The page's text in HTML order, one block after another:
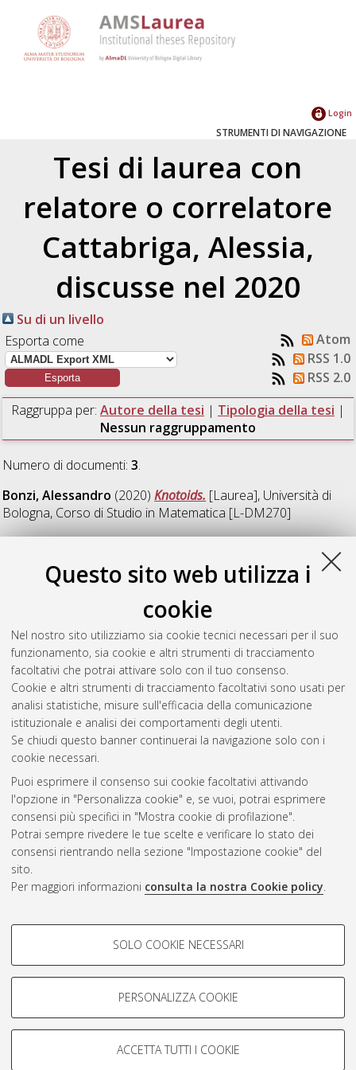
Questo sito web utilizza i
cookie
Nel nostro sito utilizziamo sia cookie tecnici necessari per il suo
funzionamento, sia cookie e altri strumenti di tracciamento
facoltativi che potrai attivare solo con il tuo consenso.
Cookie e altri strumenti di tracciamento facoltativi sono usati per
analisi statistiche, misure sull'efficacia della comunicazione
istituzionale e analisi dei comportamenti degli utenti.
Se chiudi questo banner continuerai la navigazione solo con i
cookie necessari.
Puoi esprimere il consenso sui cookie facoltativi attivando
l'opzione in "Personalizza cookie" e, se vuoi, potrai esprimere
consensi più specifici in "Mostra cookie di profilazione".
Potrai sempre rivedere le tue scelte e verificare lo stato dei
consensi rientrando nella sezione "Impostazione cookie" del
sito.
Per maggiori informazioni consulta la nostra Cookie policy.
COOKIE DI PROFILAZIONE -
Si tratta di cookie utilizzati per analizzare le caratteristiche della
navigazione degli utenti, creare profili in base al loro comportamento
Mostra cookie di profilazione
SOLO COOKIE NECESSARI
PERSONALIZZA COOKIE
ACCETTA TUTTI I COOKIE
Login
STRUMENTI DI NAVIGAZIONE
Tesi di laurea con
relatore o correlatore
Cattabriga, Alessia,
discusse nel 2020
Su di un livello
Esporta come
Atom
RSS 1.0
RSS 2.0
Raggruppa per: Autore della tesi | Tipologia della tesi |
Nessun raggruppamento
Numero di documenti:3.
Bonzi, Alessandro (2020)Knotoids. [Laurea], Università di
Bologna, Corso di Studio in Matematica [L-DM270]
Duo, Giordano(2020)Interdisciplinarietà tra matematica e
fisica: analisi di un focus group - Galileo, Newton, Keplero e la
traiettoria dei corpi.[Laurea magistrale], Università di Bologna,
didattica della matematica: una sperimentazione in classe.
[Laurea magistrale], Università di Bologna, Corso di Studio in
Matematica [LM-DM270]
Questa lista e' stata generata ilThu Aug 6 13:00:00 2026
CEST
Atom
Rss 1.0
Rss 2.0
AMS Laurea
Impostazioni Cookie
Informativa sulla privacy
Condizioni d’uso del sito